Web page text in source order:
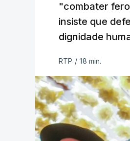
"combater
insiste que
dignidade
RTP / 18 min.